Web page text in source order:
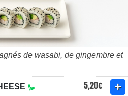
de wasabi, de gingembre et
5,20€